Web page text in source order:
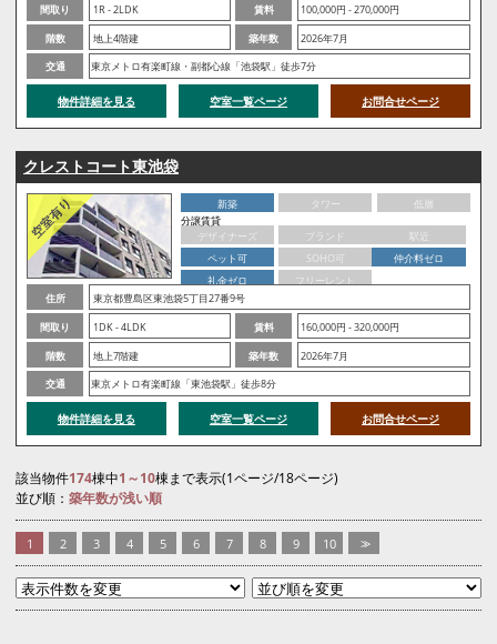
間取り
1R - 2LDK 賃料
100,000円 - 270,000円
階数
地上4階建 築年数
2026年7月
交通
東京メトロ有楽町線・副都心線「池袋駅」徒歩7分
物件詳細を見る 空室一覧ページ お問合せページ
クレストコート東池袋
新築 タワー
低層
分譲賃貸
デザイナーズ
ブランド
駅近
ペット可
SOHO可
仲介料ゼロ
礼金ゼロ
フリーレント
住所
東京都豊島区東池袋5丁目27番9号
間取り
1DK - 4LDK 賃料
160,000円 - 320,000円
階数
地上7階建 築年数
2026年7月
交通
東京メトロ有楽町線「東池袋駅」徒歩8分
物件詳細を見る 空室一覧ページ お問合せページ
該当物件174棟中1～10棟まで表示(1ページ/18ページ)
並び順： 築年数が浅い順
1 2 3 4 5 6 7 8 9 10 >>